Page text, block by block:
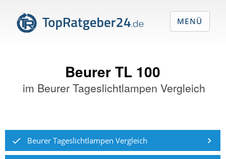
Beurer TL 100
im Beurer Tageslichtlampen Vergleich
Beurer Tageslichtlampen Vergleich
MENÜ